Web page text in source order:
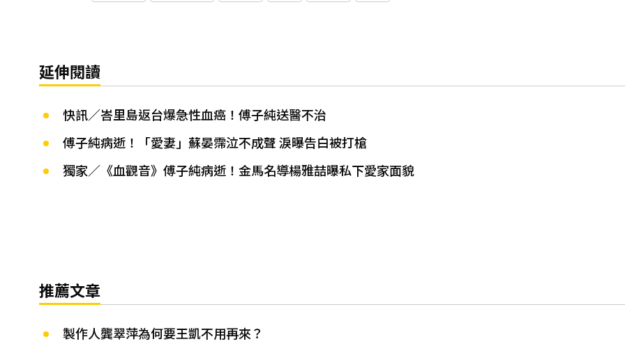
延伸閱讀
快訊／峇里島返台爆急性血癌！傅子純送醫不治
傅子純病逝！「愛妻」蘇晏霈泣不成聲 淚曝告白被打槍
獨家／《血觀音》傅子純病逝！金馬名導楊雅喆曝私下愛家面貌
推薦文章
製作人龔翠萍為何要王凱不用再來？